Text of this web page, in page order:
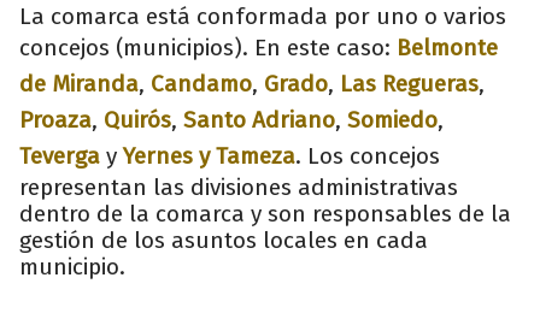
La comarca está conformada por uno o varios
concejos (municipios). En este caso: Belmonte
de Miranda, Candamo, Grado, Las Regueras,
Proaza, Quirós, Santo Adriano, Somiedo,
Teverga yYernes y Tameza. Los concejos
representan las divisiones administrativas
dentro de la comarca y son responsables de la
gestión de los asuntos locales en cada
municipio.